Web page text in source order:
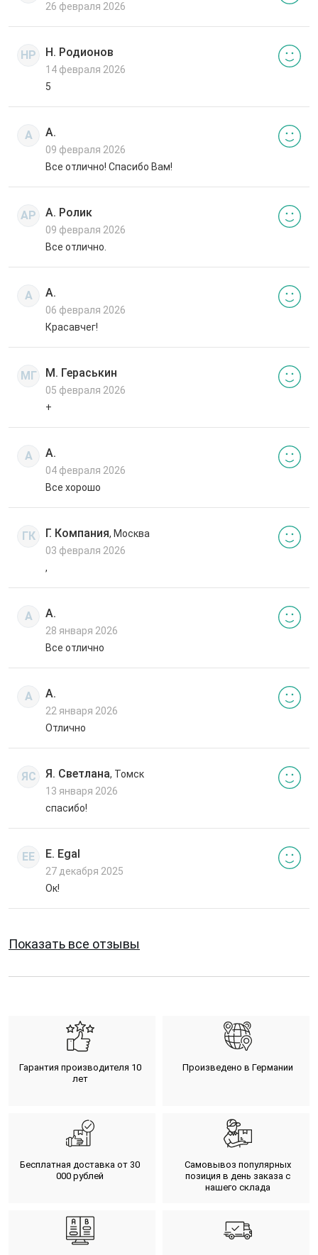
26 февраля 2026
НР Н. Родионов
14 февраля 2026
5
А А.
09 февраля 2026
Все отлично! Спасибо Вам!
АР А. Ролик
09 февраля 2026
Все отлично.
А А.
06 февраля 2026
Красавчег!
МГ М. Гераськин
05 февраля 2026
+
А А.
04 февраля 2026
Все хорошо
ГК Г. Компания, Москва
03 февраля 2026
,
А А.
28 января 2026
Все отлично
А А.
22 января 2026
Отлично
ЯС Я. Светлана, Томск
13 января 2026
спасибо!
EE E. Egal
27 декабря 2025
Ок!
Показать все отзывы
Гарантия производителя 10
лет
Произведено в Германии
Бесплатная доставка от 30
000 рублей
Самовывоз популярных
позиция в день заказа с
нашего склада